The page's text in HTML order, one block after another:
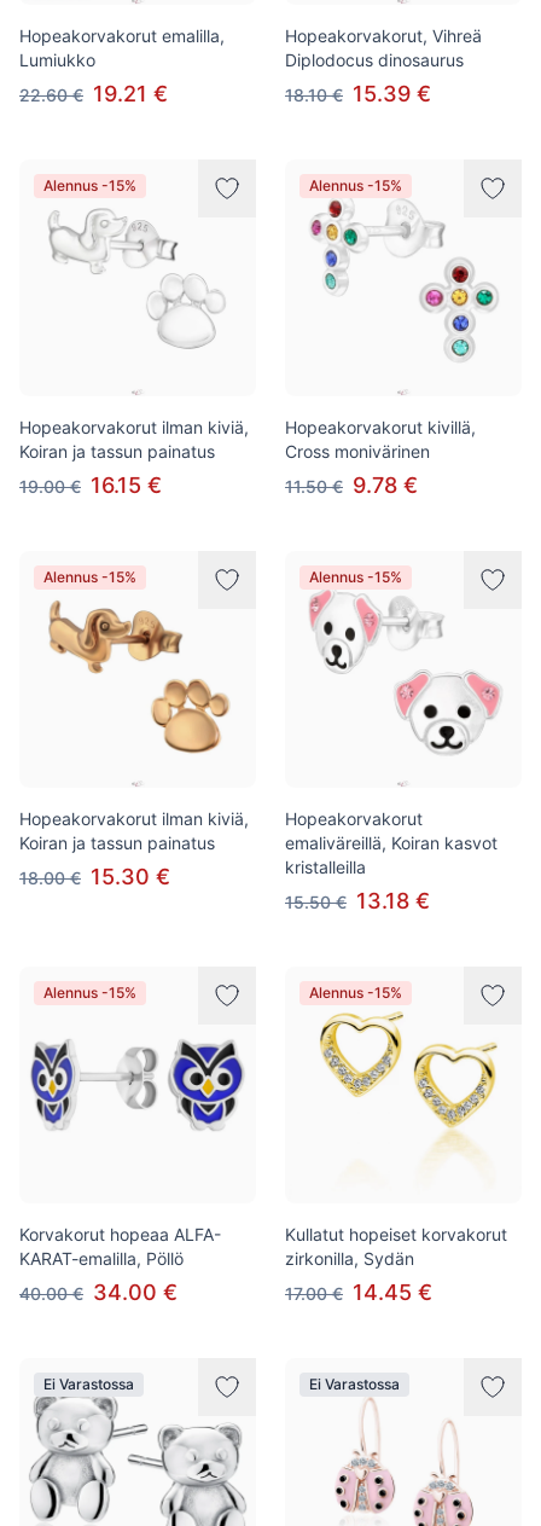
Hopeakorvakorut emalilla,
Lumiukko
22.60 € 19.21 €
Hopeakorvakorut, Vihreä
Diplodocus dinosaurus
18.10 € 15.39 €
Alennus -15%
Hopeakorvakorut ilman kiviä,
Koiran ja tassun painatus
19.00 € 16.15 €
Alennus -15%
Hopeakorvakorut kivillä,
Cross monivärinen
11.50 € 9.78 €
Alennus -15%
Hopeakorvakorut ilman kiviä,
Koiran ja tassun painatus
18.00 € 15.30 €
Alennus -15%
Hopeakorvakorut
emaliväreillä, Koiran kasvot
kristalleilla
15.50 € 13.18 €
Alennus -15%
Korvakorut hopeaa ALFA-
KARAT-emalilla, Pöllö
40.00 € 34.00 €
Alennus -15%
Kullatut hopeiset korvakorut
zirkonilla, Sydän
17.00 € 14.45 €
Ei Varastossa Ei Varastossa